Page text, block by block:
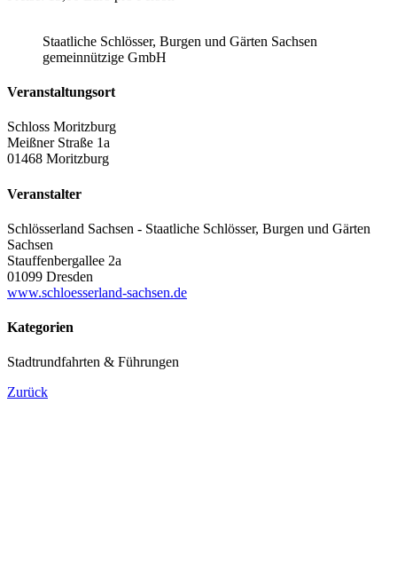
Staatliche Schlösser, Burgen und Gärten Sachsen
gemeinnützige GmbH
Veranstaltungsort
Schloss Moritzburg
Meißner Straße 1a
01468 Moritzburg
Veranstalter
Schlösserland Sachsen - Staatliche Schlösser, Burgen und Gärten
Sachsen
Stauffenbergallee 2a
01099 Dresden
www.schloesserland-sachsen.de
Kategorien
Stadtrundfahrten & Führungen
Zurück